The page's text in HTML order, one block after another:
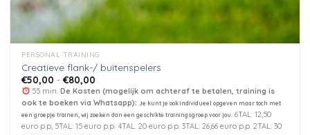
PERSONAL TRAINING
Creatieve flank-/ buitenspelers
€50,00 - €80,00
€50,00
tot
€80,00
55 min.De Kosten (mogelijk om achteraf te betalen, training is
ook te boeken via Whatsapp):Je kunt je ook individueel opgeven maar toch met
een groepje trainen, wij zoeken dan een geschikte trainingsgroep voor jou. 6TAL: 12,50
euro p.p, 5TAL: 15 euro p.p. 4TAL: 20 euro p.p. 3TAL: 26,66 euro p.p. 2TAL: 30